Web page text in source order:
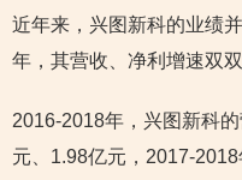
近年来，兴图新科的业绩
年，其营收、净利增速双双
2016-2018年，兴图新科
元、1.98亿元，2017-2018